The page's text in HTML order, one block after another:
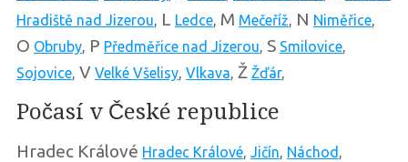
Hradiště nad Jizerou, L Ledce, M Mečeříž, N Niměřice,
O Obruby, P Předměřice nad Jizerou, S Smilovice,
Sojovice, V Velké Všelisy, Vlkava, Ž Žďár,
Počasí v České republice
Hradec Králové Hradec Králové, Jičín, Náchod ,